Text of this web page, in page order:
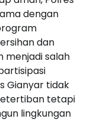
dengan
dan
menjadi salah
Gianyar tidak
tetapi
lingkungan